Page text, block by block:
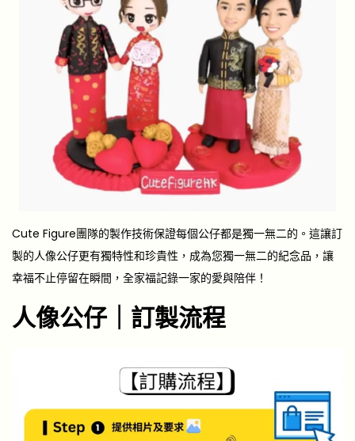
Cute Figure團隊的製作技術保證每個公仔都是獨一無二的。這讓訂
製的人像公仔更有獨特性和珍貴性，成為您獨一無二的紀念品，讓
幸福不止停留在瞬間，全家福記錄一家的愛與陪伴！
人像公仔 ｜訂製流程